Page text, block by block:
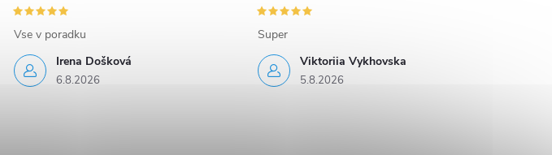
Irena Došková
6.8.2026
Vse v poradku
Viktoriia Vykhovska
5.8.2026
Super